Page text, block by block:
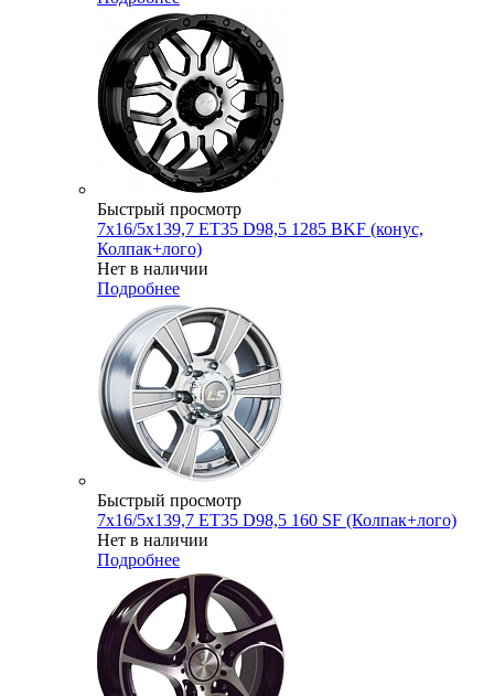
Быстрый просмотр
7x16/5x139,7 ET35 D98,5 1285 BKF (конус,
Колпак+лого)
Нет в наличии
Подробнее
Быстрый просмотр
7x16/5x139,7 ET35 D98,5 160 SF (Колпак+лого)
Нет в наличии
Подробнее